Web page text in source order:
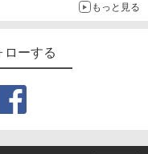
もっと見る
ローする